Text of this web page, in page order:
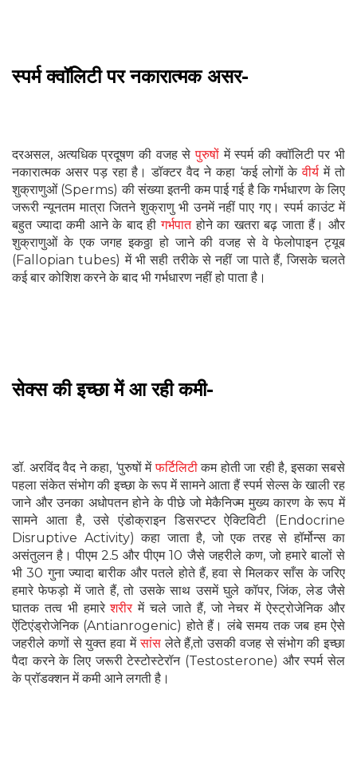
स्पर्म क्वॉलिटी पर नकारात्मक असर-
दरअसल, अत्यधिक प्रदूषण की वजह सेपुरुषों में स्पर्म की क्वॉलिटी पर भी
नकारात्मक असर पड़ रहा है। डॉक्टर वैद ने कहा ‘कई लोगों केवीर्य में तो
शुक्राणुओं (Sperms) की संख्या इतनी कम पाई गई है कि गर्भधारण के लिए
जरूरी न्यूनतम मात्रा जितने शुक्राणु भी उनमें नहीं पाए गए। स्पर्म काउंट में
बहुत ज्यादा कमी आने के बाद हीगर्भपातहोने का खतरा बढ़ जाता हैं। और
शुक्राणुओं के एक जगह इकठ्ठा हो जाने की वजह से वे फेलोपाइन ट्यूब
(Fallopian tubes) में भी सही तरीके से नहीं जा पाते हैं, जिसके चलते
कई बार कोशिश करने के बाद भी गर्भधारण नहीं हो पाता है।
सेक्स की इच्छा में आ रही कमी-
डॉ. अरविंद वैद ने कहा, ‘पुरुषों मेंफर्टिलिटीकम होती जा रही है, इसका सबसे
पहला संकेत संभोग की इच्छा के रूप में सामने आता हैं स्पर्म सेल्स के खाली रह
जाने और उनका अधोपतन होने के पीछे जो मेकैनिज्म मुख्य कारण के रूप में
सामने आता है, उसे एंडोक्राइन डिसरप्टर ऐक्टिविटी (Endocrine
Disruptive Activity) कहा जाता है, जो एक तरह से हॉर्मोन्स का
असंतुलन है। पीएम 2.5 और पीएम 10 जैसे जहरीले कण, जो हमारे बालों से
भी 30 गुना ज्यादा बारीक और पतले होते हैं, हवा से मिलकर साँस के जरिए
हमारे फेफड़ो में जाते हैं, तो उसके साथ उसमें घुले कॉपर, जिंक, लेड जैसे
घातक तत्व भी हमारेशरीरमें चले जाते हैं, जो नेचर में ऐस्ट्रोजेनिक और
ऐंटिएंड्रोजेनिक (Antianrogenic) होते हैं। लंबे समय तक जब हम ऐसे
जहरीले कणों से युक्त हवा मेंसांसलेते हैं,तो उसकी वजह से संभोग की इच्छा
पैदा करने के लिए जरूरी टेस्टोस्टेरॉन (Testosterone) और स्पर्म सेल
के प्रॉडक्शन में कमी आने लगती है।